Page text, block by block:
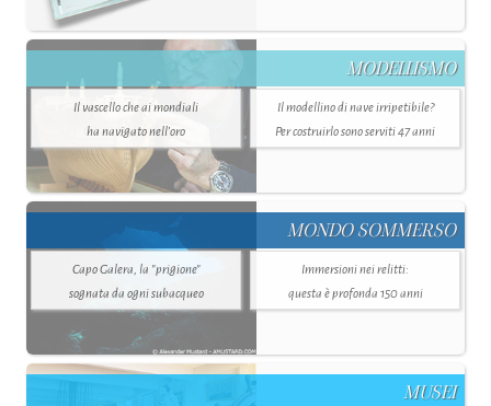
MODELLISMO
Il vascello che ai mondiali
ha navigato nell’oro
Il modellino di nave irripetibile?
Per costruirlo sono serviti 47 anni
MONDO SOMMERSO
Capo Galera, la "prigione"
sognata da ogni subacqueo
Immersioni nei relitti:
questa è profonda 150 anni
MUSEI